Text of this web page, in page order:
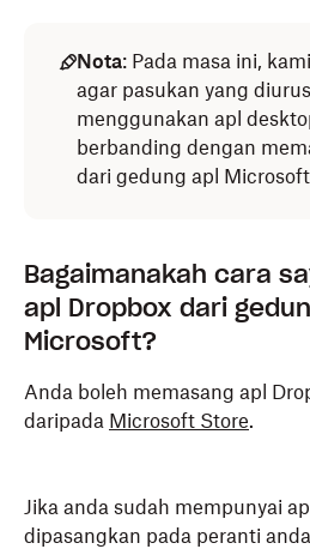
Nota: Pada masa ini,
agar pasukan yang
menggunakan apl
berbanding dengan
dari gedung apl
Bagaimanakah cara
apl Dropbox dari
Microsoft?
Anda boleh memasang apl
daripada Microsoft Store.
Jika anda sudah mempunyai
dipasangkan pada peranti